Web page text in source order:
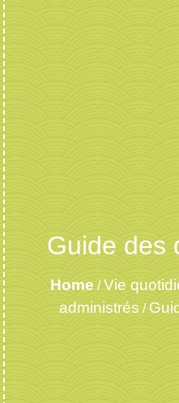
Guide des
Home /Vie
administrés /